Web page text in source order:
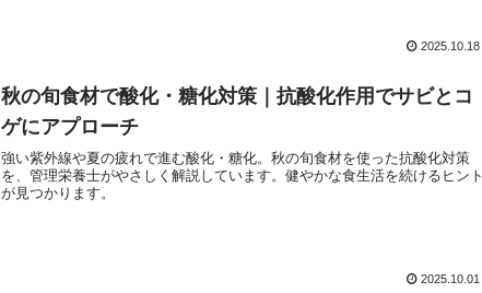
2025.10.18
秋の旬食材で酸化・糖化対策｜抗酸化作用でサビとコ
ゲにアプローチ
強い紫外線や夏の疲れで進む酸化・糖化。秋の旬食材を使った抗酸化対策
を、管理栄養士がやさしく解説しています。健やかな食生活を続けるヒント
が見つかります。
2025.10.01